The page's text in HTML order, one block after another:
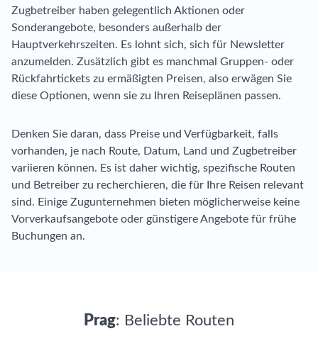
Zugbetreiber haben gelegentlich Aktionen oder
Sonderangebote, besonders außerhalb der
Hauptverkehrszeiten. Es lohnt sich, sich für Newsletter
anzumelden. Zusätzlich gibt es manchmal Gruppen- oder
Rückfahrtickets zu ermäßigten Preisen, also erwägen Sie
diese Optionen, wenn sie zu Ihren Reiseplänen passen.
Denken Sie daran, dass Preise und Verfügbarkeit, falls
vorhanden, je nach Route, Datum, Land und Zugbetreiber
variieren können. Es ist daher wichtig, spezifische Routen
und Betreiber zu recherchieren, die für Ihre Reisen relevant
sind. Einige Zugunternehmen bieten möglicherweise keine
Vorverkaufsangebote oder günstigere Angebote für frühe
Buchungen an.
Prag: Beliebte Routen